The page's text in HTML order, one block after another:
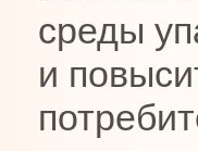
среды
и